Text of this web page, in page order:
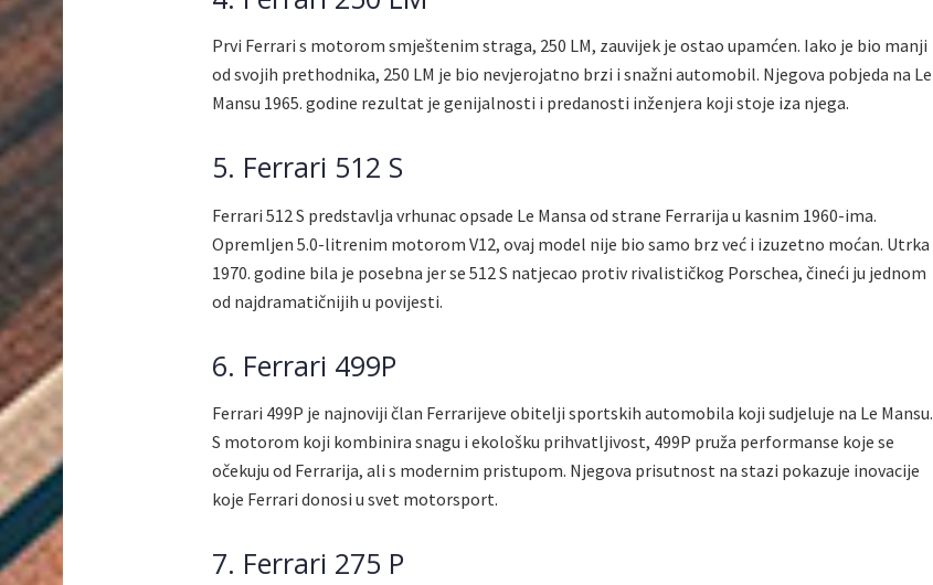
Prvi Ferrari s motorom smještenim straga, 250 LM, zauvijek je ostao upamćen. Iako je bio manji
od svojih prethodnika, 250 LM je bio nevjerojatno brzi i snažni automobil. Njegova pobjeda na Le
Mansu 1965. godine rezultat je genijalnosti i predanosti inženjera koji stoje iza njega.
5. Ferrari 512 S
Ferrari 512 S predstavlja vrhunac opsade Le Mansa od strane Ferrarija u kasnim 1960-ima.
Opremljen 5.0-litrenim motorom V12, ovaj model nije bio samo brz već i izuzetno moćan. Utrka
1970. godine bila je posebna jer se 512 S natjecao protiv rivalističkog Porschea, čineći ju jednom
od najdramatičnijih u povijesti.
6. Ferrari 499P
Ferrari 499P je najnoviji član Ferrarijeve obitelji sportskih automobila koji sudjeluje na Le Mansu.
S motorom koji kombinira snagu i ekološku prihvatljivost, 499P pruža performanse koje se
očekuju od Ferrarija, ali s modernim pristupom. Njegova prisutnost na stazi pokazuje inovacije
koje Ferrari donosi u svet motorsport.
7. Ferrari 275 P